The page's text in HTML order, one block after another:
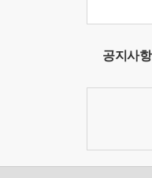
공지사항